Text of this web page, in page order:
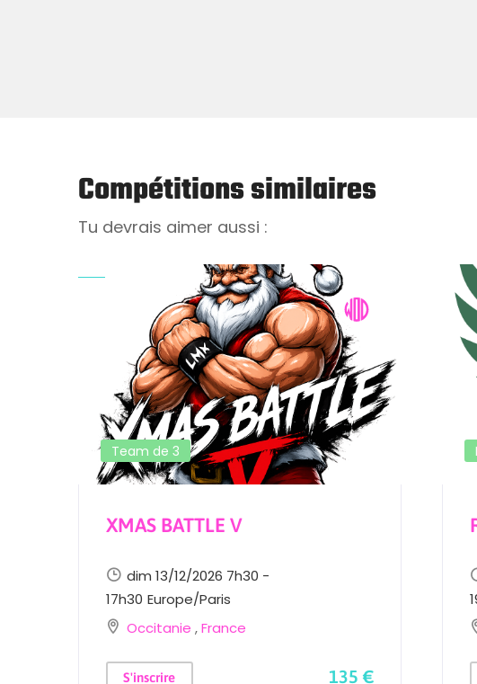
Compétitions similaires
Tu devrais aimer aussi :
Team de 3
XMAS BATTLE V
dim 13/12/2026 7h30 -
17h30 Europe/Paris
Occitanie ,France
S'inscrire 135 €